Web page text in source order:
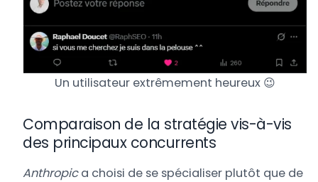
Un utilisateur extrêmement heureux 😉
Comparaison de la stratégie vis-à-vis
des principaux concurrents
Anthropica choisi de se spécialiser plutôt que de